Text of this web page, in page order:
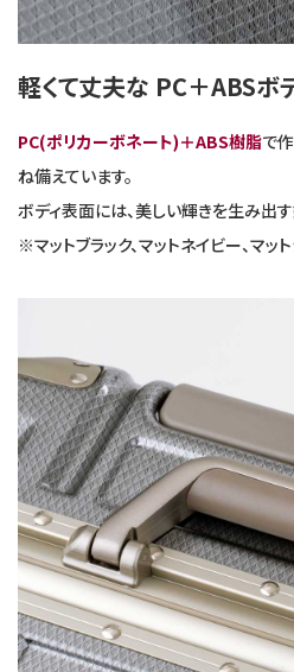
軽くて丈夫な PC＋ABSボ
PC(ポリカーボネート)＋ABS樹脂で
ね備えています。
ボディ表面には、美しい輝きを生み出す
※マットブラック、マットネイビー、マッ